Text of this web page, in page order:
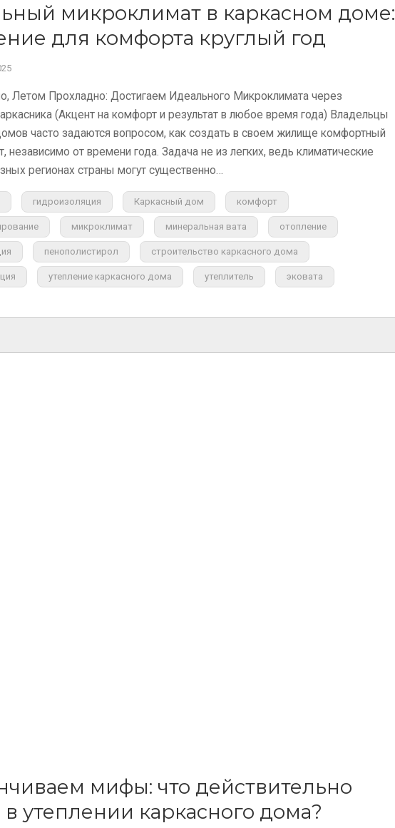
микроклимат в каркасном доме:
для комфорта круглый год
Летом Прохладно: Достигаем Идеального Микроклимата через
(Акцент на комфорт и результат в любое время года) Владельцы
часто задаются вопросом, как создать в своем жилище комфортный
независимо от времени года. Задача не из легких, ведь климатические
регионах страны могут существенно…
гидроизоляция Каркасный дом комфорт
микроклимат минеральная вата отопление
пенополистирол строительство каркасного дома
утепление каркасного дома утеплитель эковата
мифы: что действительно
утеплении каркасного дома?